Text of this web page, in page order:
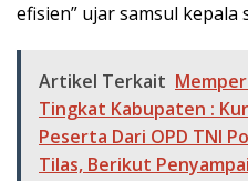
efisien” ujar samsul
Artikel Terkait
Tingkat Kabupaten :
Peserta Dari OPD TNI
Tilas, Berikut